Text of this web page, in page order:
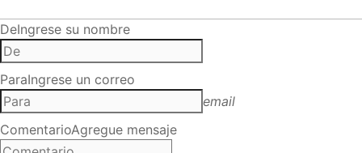
DeIngrese su nombre
ParaIngrese un correo
email
ComentarioAgregue mensaje